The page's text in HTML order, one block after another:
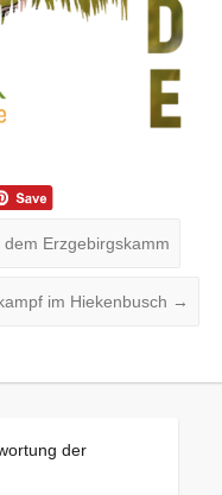
Erzgebirgskamm
im Hiekenbusch →
der